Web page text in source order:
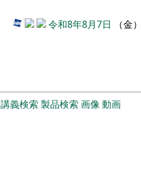
令和8年8月7日 （金）
講義検索 製品検索 画像動画